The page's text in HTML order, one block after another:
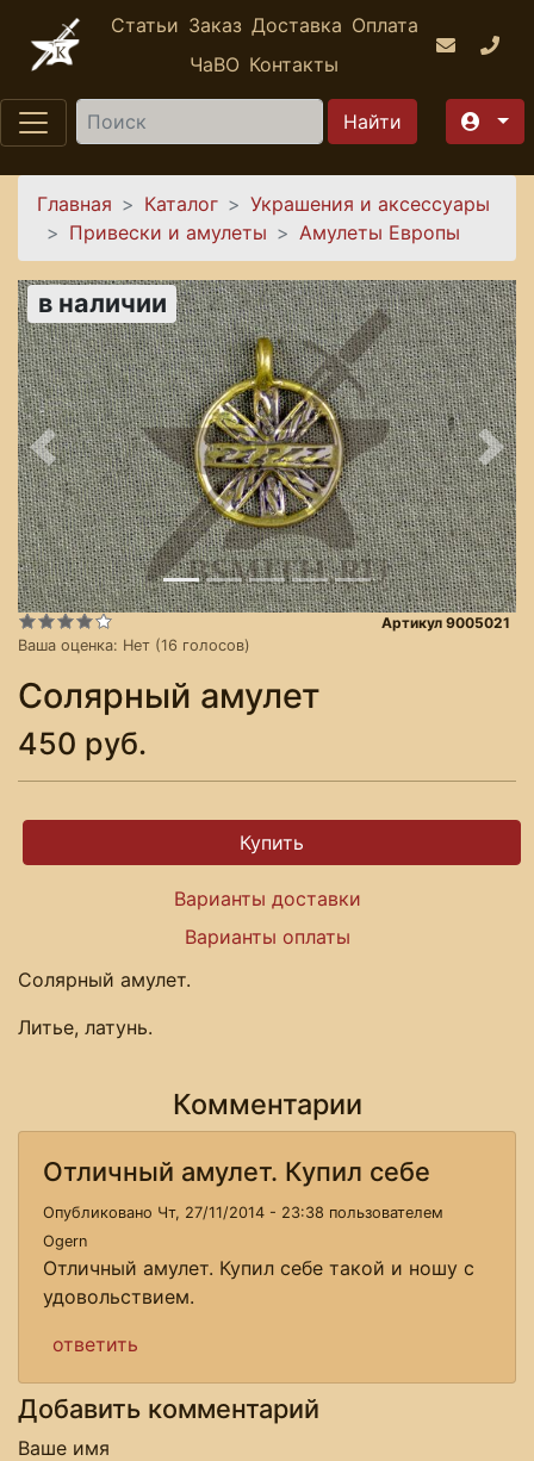
Перейти к основному содержанию
Статьи Заказ Доставка Оплата
ЧаВО Контакты
Найти
Вы здесь
Главная Каталог
Украшения и аксессуары
Привески и амулеты
Амулеты Европы
в наличии
Предыдущее
Ваша оценка: Нет (16 голосов)
Артикул 9005021
Солярный амулет
450 руб.
Варианты доставки
Варианты оплаты
Солярный амулет.
Литье, латунь.
Комментарии
Отличный амулет. Купил себе
Опубликовано Чт, 27/11/2014 - 23:38 пользователем
Ogern
Отличный амулет. Купил себе такой и ношу с
удовольствием.
ответить
Добавить комментарий
Ваше имя